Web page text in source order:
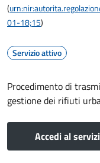
(
01-18;15)
Servizio attivo
Procedimento di
gestione dei rifiuti
Accedi al